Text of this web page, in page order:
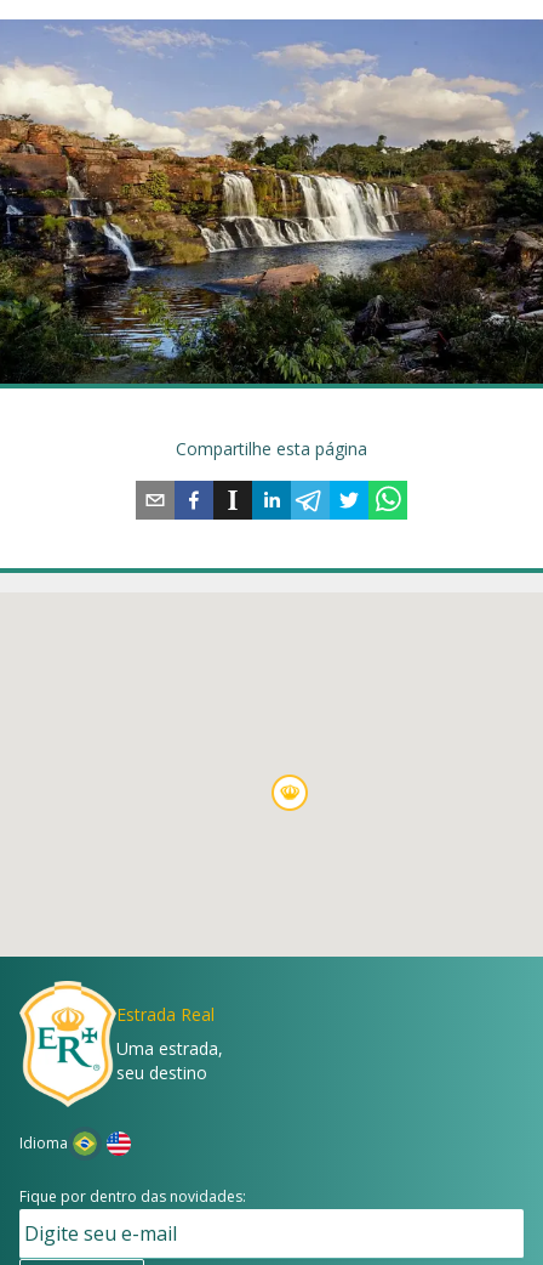
Compartilhe esta página
Estrada Real
Uma estrada,
seu destino
Idioma
Fique por dentro das novidades: